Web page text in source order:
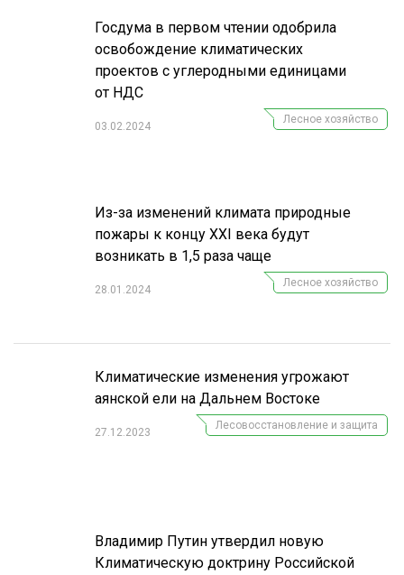
Госдума в первом чтении одобрила
освобождение климатических
проектов с углеродными единицами
от НДС
03.02.2024
Лесное хозяйство
Из-за изменений климата природные
пожары к концу XXI века будут
возникать в 1,5 раза чаще
28.01.2024
Лесное хозяйство
Климатические изменения угрожают
аянской ели на Дальнем Востоке
27.12.2023
Лесовосстановление и защита
Владимир Путин утвердил новую
Климатическую доктрину Российской